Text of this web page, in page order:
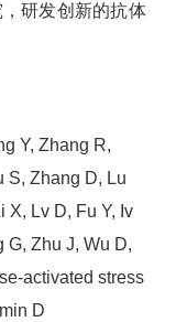
研发创新的抗体
Y, Zhang R,
S, Zhang D, Lu
X, Lv D, Fu Y, Iv
G, Zhu J, Wu D,
activated stress
D